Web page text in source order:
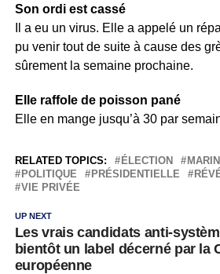
Son ordi est cassé
Il a eu un virus. Elle a appelé un
pu venir tout de suite à cause des
sûrement la semaine prochaine.
Elle raffole de poisson pané
Elle en mange jusqu’à 30 par
RELATED TOPICS: ÉLECTION
POLITIQUE
PRÉSIDENTIELLE
VIE PRIVÉE
UP NEXT
Les vrais candidats anti-
bientôt un label décerné par la
européenne